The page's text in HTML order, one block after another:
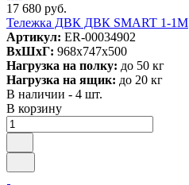
17 680 руб.
Тележка ДВК ДВК SMART 1-1М
Артикул: ER-00034902
ВxШxГ: 968x747x500
Нагрузка на полку: до 50 кг
Нагрузка на ящик: до 20 кг
В наличии - 4 шт.
В корзину